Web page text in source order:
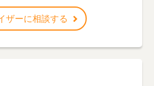
ザーに相談する